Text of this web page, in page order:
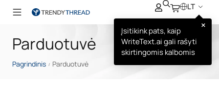
LT
×
Įsitikink pats, kaip
WriteText.ai gali rašyti
skirtingomis kalbomis
Parduotuvė
Pagrindinis / Parduotuvė